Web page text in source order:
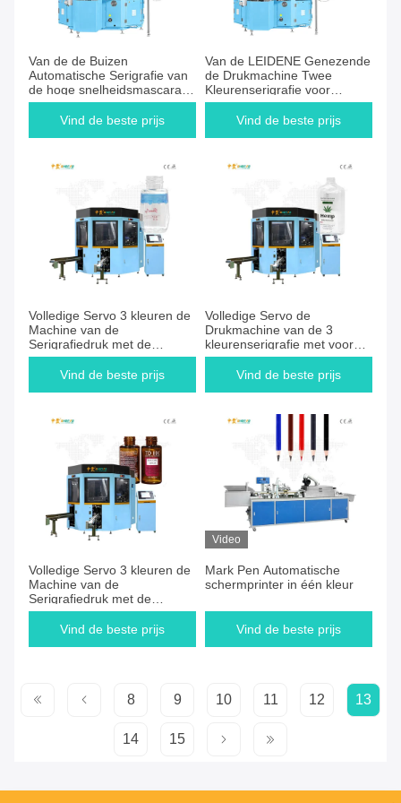
Van de de Buizen
Automatische Serigrafie van
de hoge snelheidsmascara
de Drukmachine
Vind de beste prijs
Van de LEIDENE Genezende
de Drukmachine Twee
Kleurenserigrafie voor
Kruiken
Vind de beste prijs
Volledige Servo 3 kleuren de
Machine van de
Serigrafiedruk met de
Richtlijn van de Visiecamera
voor Onregelmatige Fles sf-
Vind de beste prijs
Volledige Servo de
Drukmachine van de 3
kleurenserigrafie met voor
Vierkante Fles sf-MP310
Vind de beste prijs
Volledige Servo 3 kleuren de
Machine van de
Serigrafiedruk met de
Richtlijn van de Visiecamera
voor Ronde Fles sf-MP310
Vind de beste prijs
Video
Mark Pen Automatische
schermprinter in één kleur
Vind de beste prijs
8 9 10 11 12 13
14 15